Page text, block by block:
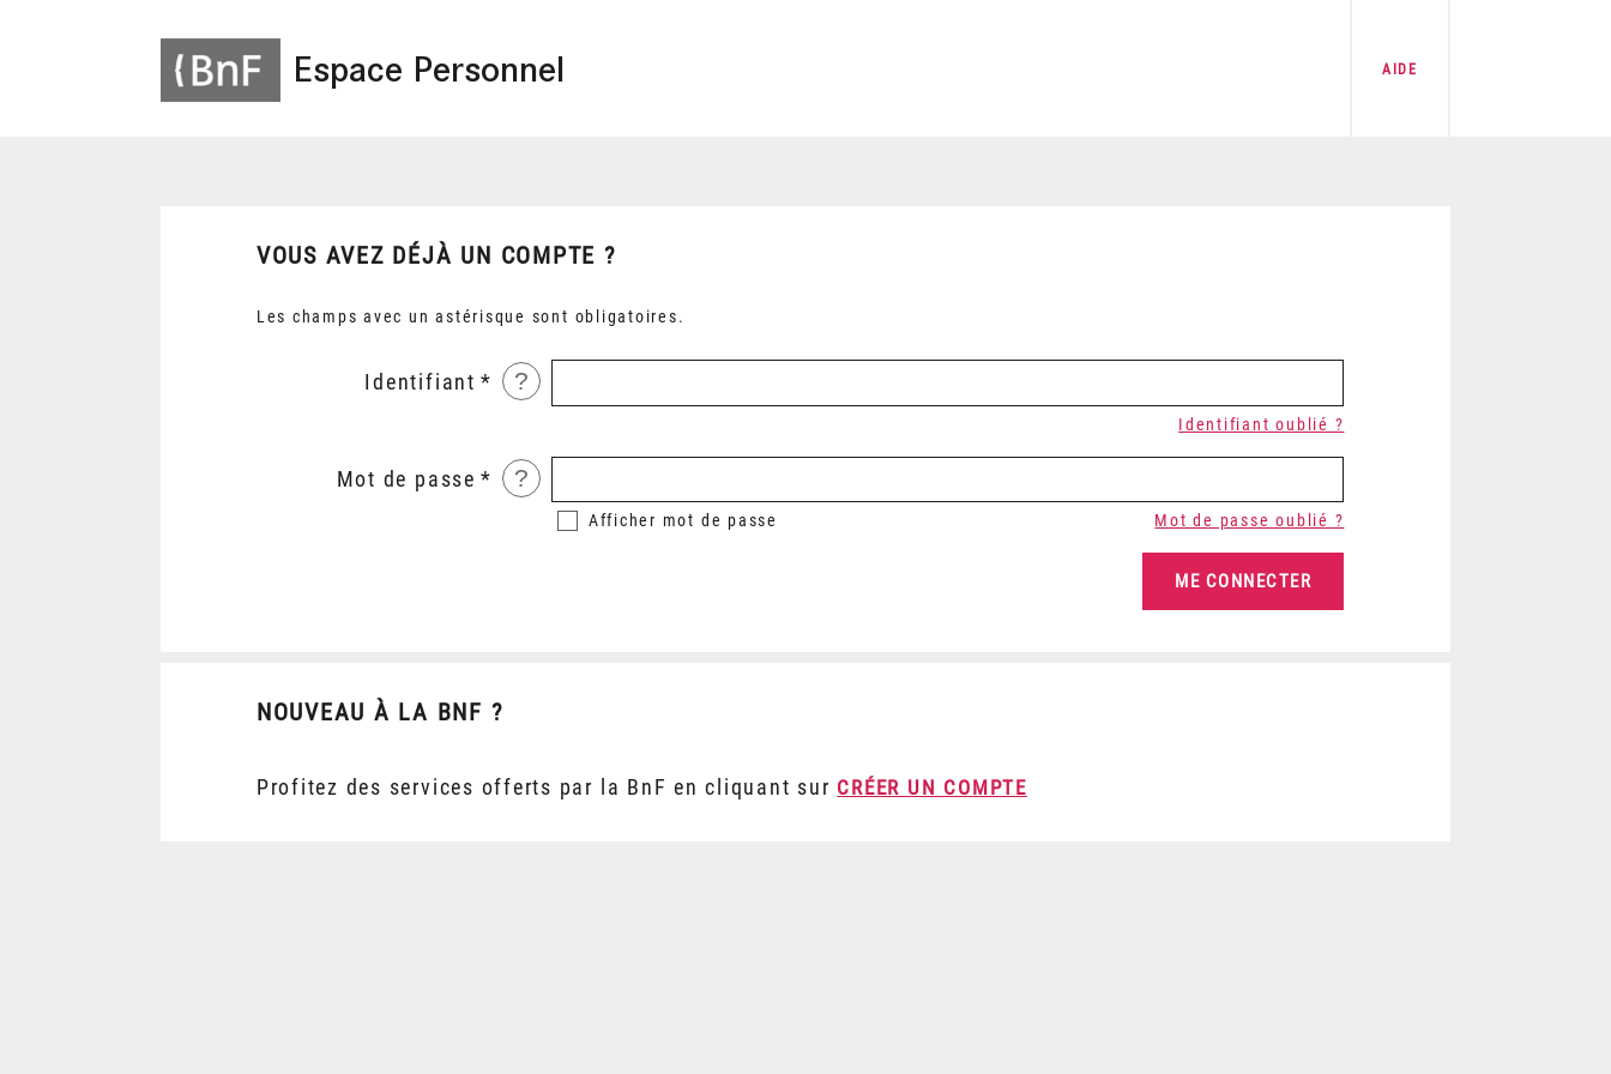
Espace Personnel AIDE
VOUS AVEZ DÉJÀ UN COMPTE ?
Les champs avec un astérisque sont obligatoires.
Identifiant ?
Identifiant oublié ?
Mot de passe ?
Afficher mot de passe Mot de passe oublié ?
NOUVEAU À LA BNF ?
Profitez des services offerts par la BnF en cliquant sur CRÉER UN COMPTE